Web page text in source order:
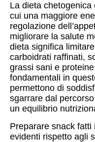
La dieta
cui una maggiore
regolazione
migliorare la salute
dieta significa
carboidrati raffinati,
grassi sani e
fondamentali in
permettono di
sgarrare dal
un equilibrio
Preparare snack
evidenti rispetto agli